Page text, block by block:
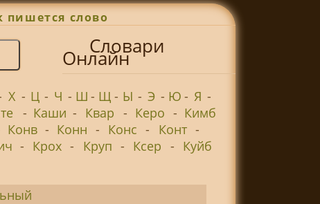
пишется слово
Словари
Онлайн
Х - Ц - Ч - Ш - Щ - Ы - Э - Ю- Я -
- Каши - Квар - Керо - Кимб
Конв - Конн - Конс - Конт -
- Крох - Круп - Ксер - Куйб